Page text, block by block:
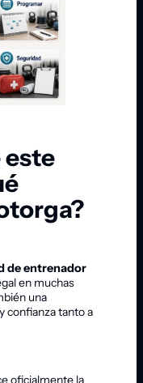
este
de entrenador
en muchas
una
confianza tanto a